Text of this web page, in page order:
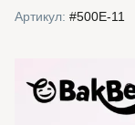
Артикул: #500Е-11